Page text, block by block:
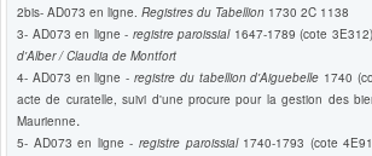
2bis- AD073 en ligne. Registres du Tabellion 1730 2C 1138
3- AD073 en ligne - registre paroissial 1647-1789 (cote
d'Alber / Claudia de Montfort
4- AD073 en ligne - registre du tabellion d'Aiguebelle 1740
acte de curatelle, suivi d'une procure pour la gestion des
Maurienne.
5- AD073 en ligne - registre paroissial 1740-1793 (cote